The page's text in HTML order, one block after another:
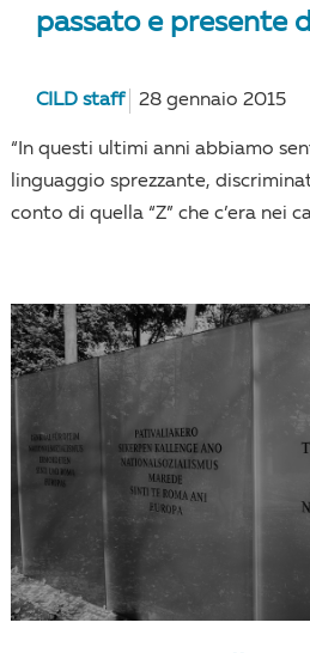
passato e presente
CILD staff 28 gennaio 2015
“In questi ultimi anni abbiamo
linguaggio sprezzante,
conto di quella “Z” che c’era nei